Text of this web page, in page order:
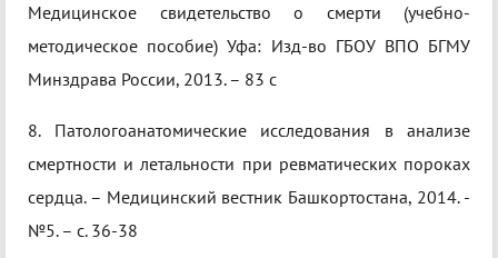
Медицинское свидетельство о смерти (учебно-
методическое пособие) Уфа: Изд-во ГБОУ ВПО БГМУ
Минздрава России, 2013. – 83 с
8. Патологоанатомические исследования в анализе
смертности и летальности при ревматических пороках
сердца. – Медицинский вестник Башкортостана, 2014. -
№5. – с. 36-38